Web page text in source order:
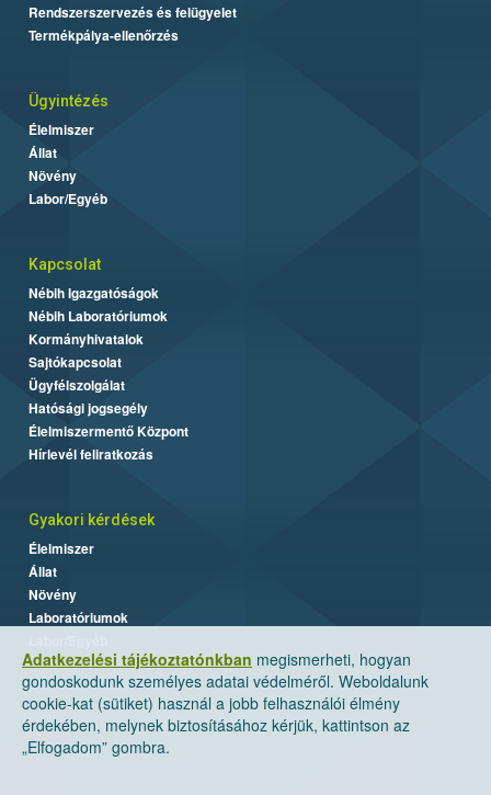
Adatkezelési tájékoztatónkban megismerheti, hogyan
gondoskodunk személyes adatai védelméről. Weboldalunk
cookie-kat (sütiket) használ a jobb felhasználói élmény
érdekében, melynek biztosításához kérjük, kattintson az
„Elfogadom” gombra.
Rendszerszervezés és felügyelet
Termékpálya-ellenőrzés
Ügyintézés
Élelmiszer
Állat
Növény
Labor/Egyéb
Kapcsolat
Nébih Igazgatóságok
Nébih Laboratóriumok
Kormányhivatalok
Sajtókapcsolat
Ügyfélszolgálat
Hatósági jogsegély
Élelmiszermentő Központ
Hírlevél feliratkozás
Gyakori kérdések
Élelmiszer
Állat
Növény
Laboratóriumok